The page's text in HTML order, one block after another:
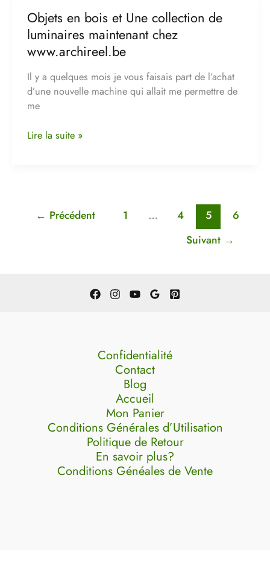
Objets en bois et Une collection de
luminaires maintenant chez
www.archireel.be
Il y a quelques mois je vous faisais part de l’achat
d’une nouvelle machine qui allait me permettre de
me
Objets
en
et
Une
collection
de
maintenant
Lire la suite »
← Précédent 1 … 4 5
6
Suivant →
Confidentialité
Contact
Blog
Accueil
Mon Panier
Conditions Générales d’Utilisation
Politique de Retour
En savoir plus?
Conditions Généales de Vente